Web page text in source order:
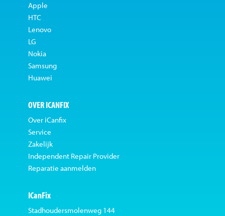
Apple
HTC
Lenovo
LG
Nokia
Samsung
Huawei
OVER ICANFIX
Over iCanfix
Service
Zakelijk
Independent Repair Provider
Reparatie aanmelden
ICanFix
Stadhoudersmolenweg 144